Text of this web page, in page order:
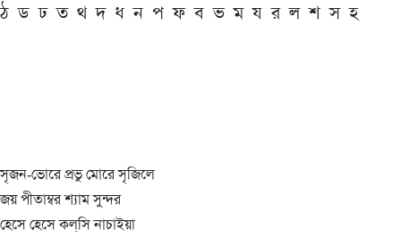
ঠ ড ঢ ত থ দ ধ ন প ফ ব ভ ম য র ল শ স হ
সৃজন-ভোরে প্রভু মোরে সৃজিলে
জয় পীতাম্বর শ্যাম সুন্দর
হেসে হেসে কল্‌সি নাচাইয়া